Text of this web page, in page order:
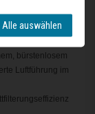
einer Kochzone
bürstenlosem
Luftführung im
Alle auswählen